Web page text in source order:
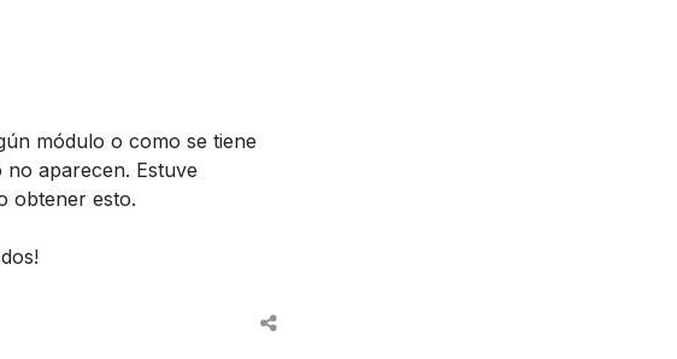
módulo o como se tiene
aparecen. Estuve
obtener esto.